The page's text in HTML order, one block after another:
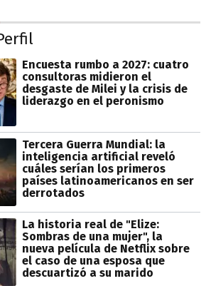
Encuesta rumbo a 2027: cuatro
consultoras midieron el
desgaste de Milei y la crisis de
liderazgo en el peronismo
Tercera Guerra Mundial: la
inteligencia artificial reveló
cuáles serían los primeros
países latinoamericanos en ser
derrotados
La historia real de "Elize:
Sombras de una mujer", la
nueva película de Netflix sobre
el caso de una esposa que
descuartizó a su marido